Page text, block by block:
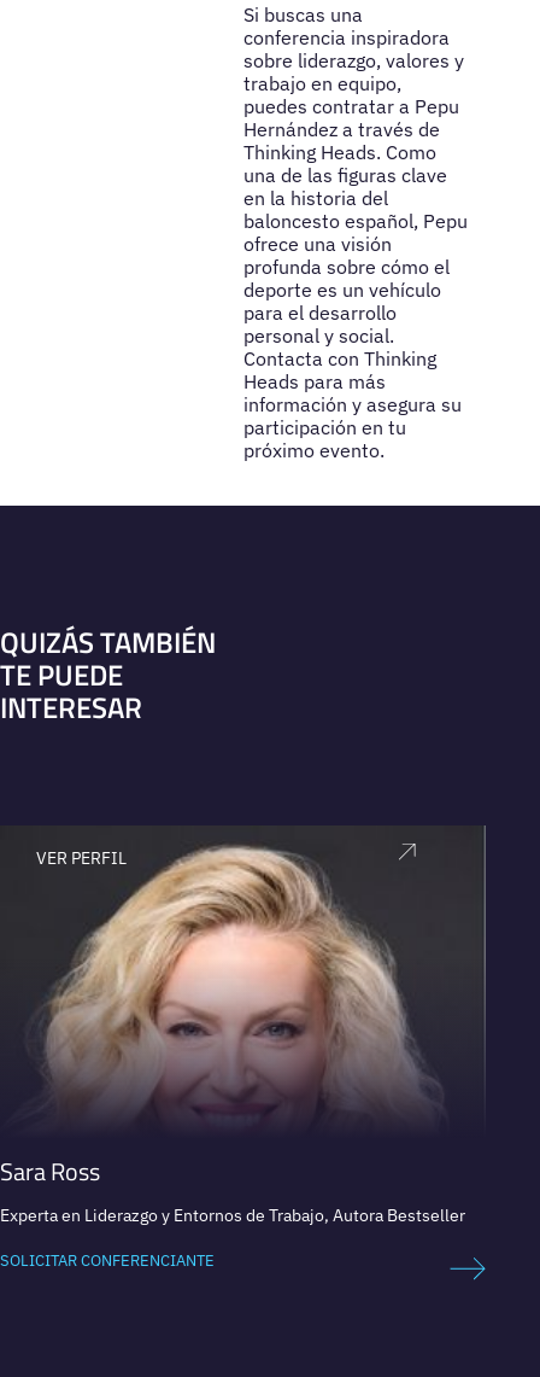
Si buscas una
conferencia inspiradora
sobre liderazgo, valores y
trabajo en equipo,
puedes contratar a Pepu
Hernández a través de
Thinking Heads. Como
una de las figuras clave
en la historia del
baloncesto español, Pepu
ofrece una visión
profunda sobre cómo el
deporte es un vehículo
para el desarrollo
personal y social.
Contacta con Thinking
Heads para más
información y asegura su
participación en tu
próximo evento.
QUIZÁS TAMBIÉN
TE PUEDE
INTERESAR
VER PERFIL
Sara Ross
Experta en Liderazgo y Entornos de Trabajo, Autora Bestseller
SOLICITAR CONFERENCIANTE